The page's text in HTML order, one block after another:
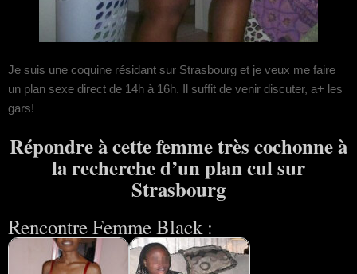
Je suis une coquine résidant sur Strasbourg et je veux me faire
un plan sexe direct de 14h à 16h. Il suffit de venir discuter, a+ les
gars!
Répondre à cette femme très cochonne à
la recherche d’un plan cul sur
Strasbourg
Rencontre Femme Black :